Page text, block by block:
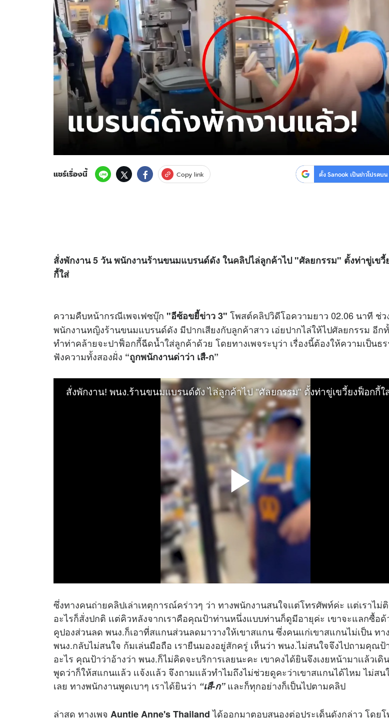
สงวนลิขสิทธิ์ © 2569บริษัท อิมเมจ ฟิวเจอร์ (ประเทศไทย) จำกัด
แชร์เรื่องนี้ Copy link ตั้ง Sanook เป็นข่าวโปรดบ
สั่งพักงาน 5 วัน พนักงานร้านขนมแบรนด์ดัง ในคลิปไล่ลูกค้าไป "ศัลยกรรม" ตั้งท่าขู่เขวี้
กี้ใส่
ความคืบหน้ากรณีเพจเฟซบุ๊ก "อีซ้อขยี้ข่าว3" โพสต์คลิปวิดีโอความยาว 02.06 นาที ช่ว
พนักงานหญิงร้านขนมแบรนด์ดัง มีปากเสียงกับลูกค้าสาว เอ่ยปากไล่ให้ไปศัลยกรรม อีก
ทำท่าคล้ายจะปาฟ็อกกี้ฉีดน้ำใส่ลูกค้าด้วย โดยทางเพจระบุว่า เรื่องนี้ต้องให้ความเป็นธ
ฟังความทั้งสองฝั่ง “ถูกพนักงานด่าว่า เสื-ก”
ซึ่งทางคนถ่ายคลิปเล่าเหตุการณ์คร่าวๆ ว่า ทางพนักงานสนใจเเต่โทรศัพท์ค่ะ เเต่เราไม่
อะไรก็สั่งปกติ เเต่คิวหลังจากเราคือคุณป้าท่านหนึ่งแบบท่านก็ดูมีอายุค่ะ เขาจะแลกซื้อด้
คูปองส่วนลด พนง.ก็เอาที่สแกนส่วนลดมาวางให้เขาสแกน ซึ่งคนแก่เขาสแกนไม่เป็น ทาง
พนง.กลับไม่สนใจ ก้มเล่นมือถือ เรายืนมองอยู่สักครู่ เห็นว่า พนง.ไม่สนใจจึงไปถามคุณป้
อะไร คุณป้าว่าอ้างว่า พนง.ก็ไม่คิดจะบริการเลยนะคะ เขาคงได้ยินจึงเงยหน้ามาเเล้วเดิ
พูดว่าก็ให้สแกนแล้ว เเจ้งเเล้ว จึงถามเเล้วทำไมถึงไม่ช่วยดูคะว่าเขาสแกนได้ไหม ไม่สน
เลย ทางพนักงานพูดเบาๆ เราได้ยินว่า “เสื-ก”และก็ทุกอย่างก็เป็นไปตามคลิป
ล่าสุด ทางเพจ Auntie Anne's Thailandได้ออกมาตอบสนองต่อประเด็นดังกล่าว โดย